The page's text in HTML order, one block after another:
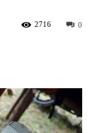
0
2716